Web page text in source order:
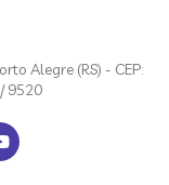
Alegre (RS) - CEP:
9520